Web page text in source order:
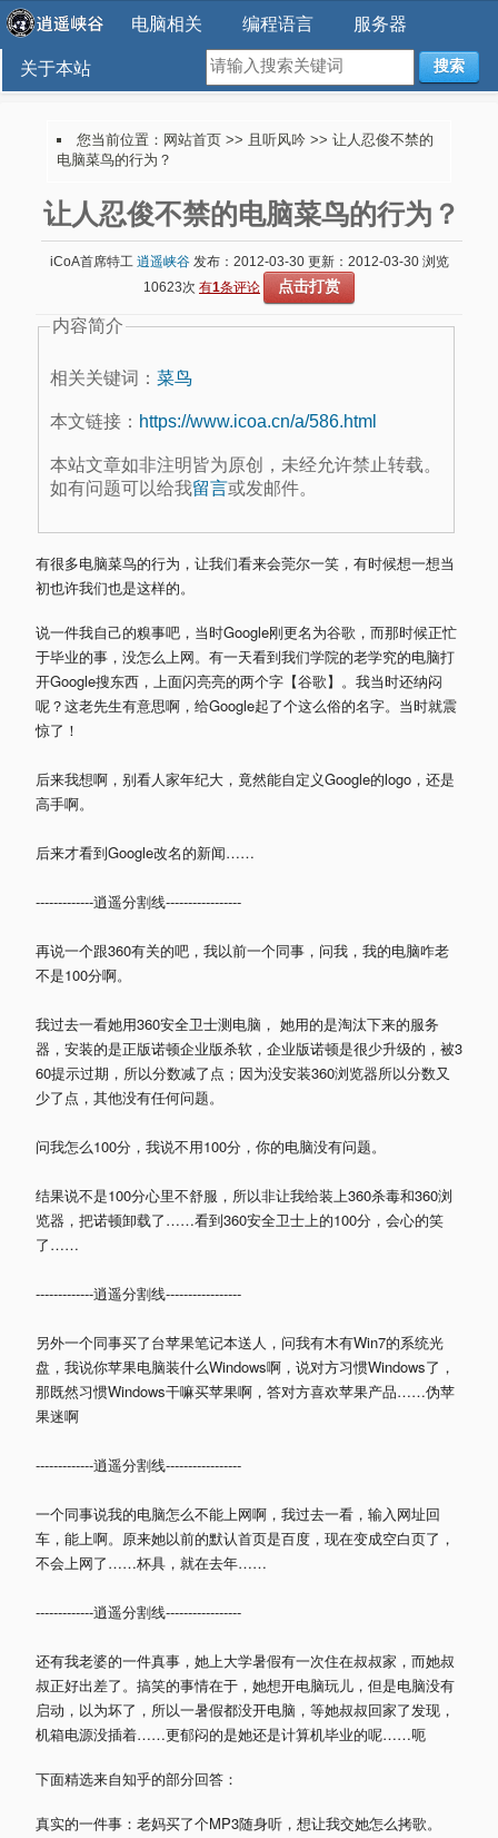
电脑相关 编程语言 服务器
关于本站 搜索
您当前位置： 网站首页 >> 且听风吟 >> 让人忍俊不禁的
电脑菜鸟的行为？
让人忍俊不禁的电脑菜鸟的行为？
iCoA首席特工 逍遥峡谷发布：2012-03-30 更新：2012-03-30 浏览
10623次 有1条评论 点击打赏
内容简介
相关关键词： 菜鸟
本文链接： https://www.icoa.cn/a/586.html
本站文章如非注明皆为原创，未经允许禁止转载。
如有问题可以给我留言或发邮件。
有很多电脑菜鸟的行为，让我们看来会莞尔一笑，有时候想一想当
初也许我们也是这样的。
说一件我自己的糗事吧，当时Google刚更名为谷歌，而那时候正忙
于毕业的事，没怎么上网。有一天看到我们学院的老学究的电脑打
开Google搜东西，上面闪亮亮的两个字【谷歌】。我当时还纳闷
呢？这老先生有意思啊，给Google起了个这么俗的名字。当时就震
惊了！
后来我想啊，别看人家年纪大，竟然能自定义Google的logo，还是
高手啊。
后来才看到Google改名的新闻……
-------------逍遥分割线-----------------
再说一个跟360有关的吧，我以前一个同事，问我，我的电脑咋老
不是100分啊。
我过去一看她用360安全卫士测电脑， 她用的是淘汰下来的服务
器，安装的是正版诺顿企业版杀软，企业版诺顿是很少升级的，被3
60提示过期，所以分数减了点；因为没安装360浏览器所以分数又
少了点，其他没有任何问题。
问我怎么100分，我说不用100分，你的电脑没有问题。
结果说不是100分心里不舒服，所以非让我给装上360杀毒和360浏
览器，把诺顿卸载了……看到360安全卫士上的100分，会心的笑
了……
-------------逍遥分割线-----------------
另外一个同事买了台苹果笔记本送人，问我有木有Win7的系统光
盘，我说你苹果电脑装什么Windows啊，说对方习惯Windows了，
那既然习惯Windows干嘛买苹果啊，答对方喜欢苹果产品……伪苹
果迷啊
-------------逍遥分割线-----------------
一个同事说我的电脑怎么不能上网啊，我过去一看，输入网址回
车，能上啊。原来她以前的默认首页是百度，现在变成空白页了，
不会上网了……杯具，就在去年……
-------------逍遥分割线-----------------
还有我老婆的一件真事，她上大学暑假有一次住在叔叔家，而她叔
叔正好出差了。搞笑的事情在于，她想开电脑玩儿，但是电脑没有
启动，以为坏了，所以一暑假都没开电脑，等她叔叔回家了发现，
机箱电源没插着……更郁闷的是她还是计算机毕业的呢……呃
下面精选来自知乎的部分回答：
真实的一件事：老妈买了个MP3随身听，想让我交她怎么拷歌。